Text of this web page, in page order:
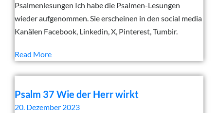
Psalmenlesungen Ich habe die Psalmen-Lesungen
wieder aufgenommen. Sie erscheinen in den social media
Kanälen Facebook, Linkedin, X, Pinterest, Tumbir.
Read More
Psalm 37 Wie der Herr wirkt
20. Dezember 2023